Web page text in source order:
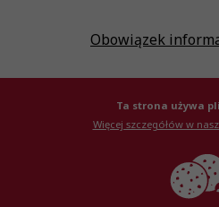
Obowiązek
© Krajowa Izba
Ta strona używa
Więcej szczegółów w